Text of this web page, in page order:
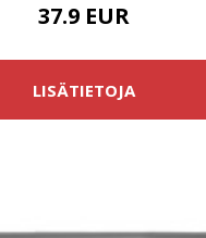
37.9 EUR
LISÄTIETOJA